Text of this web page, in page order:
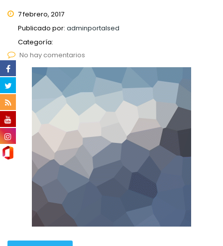
7 febrero, 2017
Publicado por: adminportalsed
Categoría:
No hay comentarios